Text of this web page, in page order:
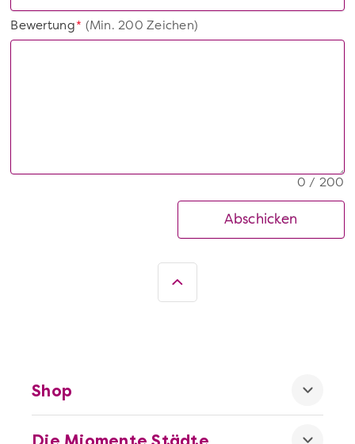
*
Bewertung(Min. 200 Zeichen)
0 / 200
Abschicken
Shop